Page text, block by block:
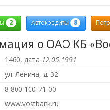
2 Автокредиты 8
о ОАО КБ
1460, дата 12.05.1991
ул. Ленина, д. 32
8 800 100-71-00
www.vostbank.ru